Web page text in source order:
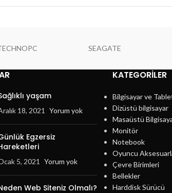
SEAGATE
yaşam
18, 2021 Yorum yok
Egzersiz
5, 2021 Yorum yok
Web Siteniz Olmalı?
KATEGORILER
Bilgisayar ve
Dizüstü bilgisayar
Masaüstü
Monitör
Notebook
Oyuncu
Çevre Birimleri
Bellekler
Harddisk Sürücü